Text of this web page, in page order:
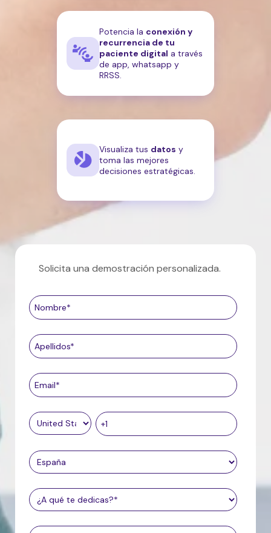
Potencia la conexión y
recurrencia de tu
paciente digital a través
de app, whatsapp y
RRSS.
Visualiza tus datos y
toma las mejores
decisiones estratégicas.
Solicita una demostración personalizada.